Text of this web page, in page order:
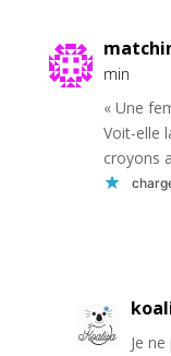
min
« Une
Voit-elle
croyons
Je